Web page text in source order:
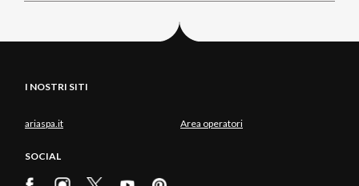
I NOSTRI SITI
ariaspa.it Area operatori
SOCIAL